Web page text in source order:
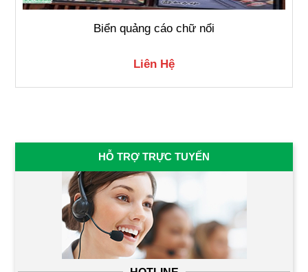
Biển quảng cáo chữ nổi
Liên Hệ
HỖ TRỢ TRỰC TUYẾN